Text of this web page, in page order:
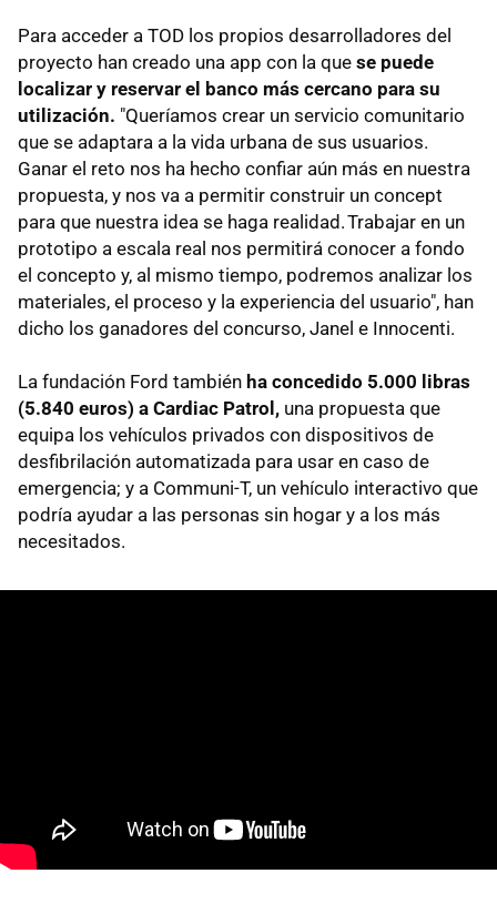
Para acceder a TOD los propios desarrolladores del
proyecto han creado una app con la que se puede
localizar y reservar el banco más cercano para su
utilización. "Queríamos crear un servicio comunitario
que se adaptara a la vida urbana de sus usuarios.
Ganar el reto nos ha hecho confiar aún más en nuestra
propuesta, y nos va a permitir construir un concept
para que nuestra idea se haga realidad. Trabajar en un
prototipo a escala real nos permitirá conocer a fondo
el concepto y, al mismo tiempo, podremos analizar los
materiales, el proceso y la experiencia del usuario", han
dicho los ganadores del concurso, Janel e Innocenti.
La fundación Ford también ha concedido 5.000 libras
(5.840 euros) a Cardiac Patrol, una propuesta que
equipa los vehículos privados con dispositivos de
desfibrilación automatizada para usar en caso de
emergencia; y a Communi-T, un vehículo interactivo que
podría ayudar a las personas sin hogar y a los más
necesitados.